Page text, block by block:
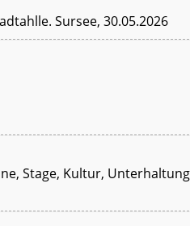
Sursee, 30.05.2026
Stage, Kultur,